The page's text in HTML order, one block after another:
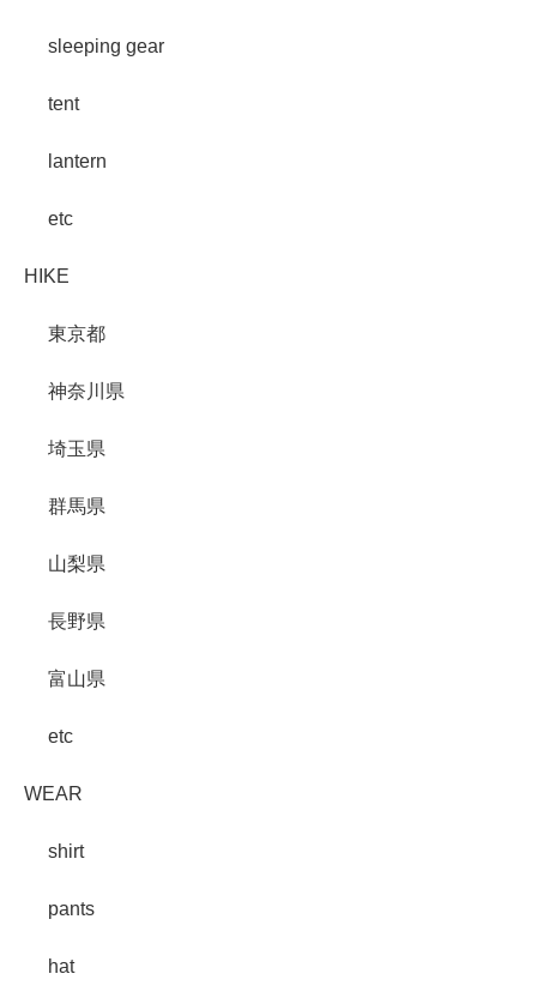
sleeping gear
tent
lantern
etc
HIKE
東京都
神奈川県
埼玉県
群馬県
山梨県
長野県
富山県
etc
WEAR
shirt
pants
hat